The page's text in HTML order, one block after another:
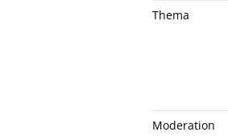
Thema
Moderation